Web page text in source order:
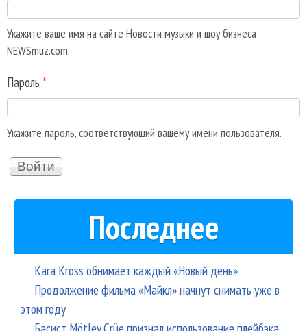
Укажите ваше имя на сайте Новости музыки и шоу бизнеса
NEWSmuz.com.
Пароль *
Укажите пароль, соответствующий вашему имени пользователя.
Последнее
Kara Kross обнимает каждый «Новый день»
Продолжение фильма «Майкл» начнут снимать уже в
этом году